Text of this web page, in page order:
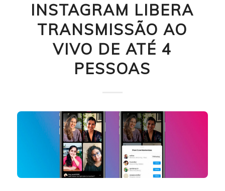
INSTAGRAM LIBERA
TRANSMISSÃO AO
VIVO DE ATÉ 4
PESSOAS